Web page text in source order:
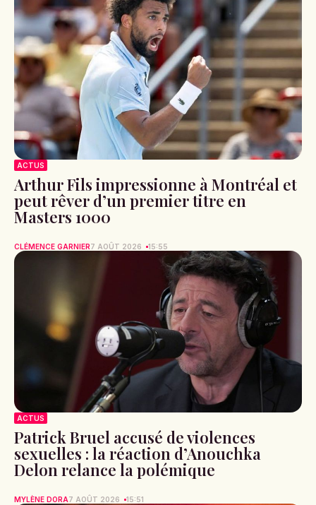
ACTUS
Arthur Fils impressionne à Montréal et
peut rêver d’un premier titre en
Masters 1000
CLÉMENCE GARNIER7 AOÛT 2026 15:55
ACTUS
Patrick Bruel accusé de violences
sexuelles : la réaction d’Anouchka
Delon relance la polémique
MYLÈNE DORA7 AOÛT 2026 15:51